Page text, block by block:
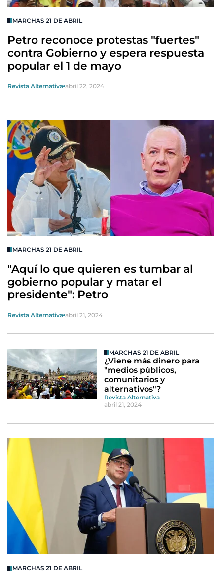
MARCHAS 21 DE ABRIL
Petro reconoce protestas "fuertes"
contra Gobierno y espera respuesta
popular el 1 de mayo
Revista Alternativa abril 22, 2024
MARCHAS 21 DE ABRIL
"Aquí lo que quieren es tumbar al
gobierno popular y matar el
presidente": Petro
Revista Alternativa abril 21, 2024
MARCHAS 21 DE ABRIL
¿Viene más dinero para
"medios públicos,
comunitarios y
alternativos"?
Revista Alternativa
abril 21, 2024
MARCHAS 21 DE ABRIL